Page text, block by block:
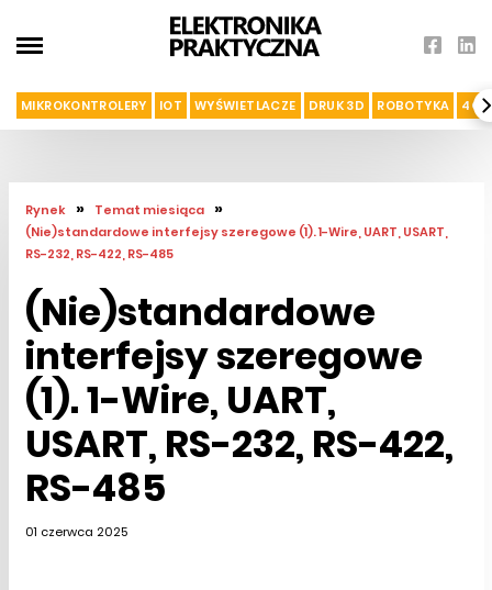
MIKROKONTROLERY IOT WYŚWIETLACZE DRUK 3D ROBOTYKA 4G I
Rynek » Temat miesiąca »
(Nie)standardowe interfejsy szeregowe (1). 1-Wire, UART, USART,
RS-232, RS-422, RS-485
(Nie)standardowe
interfejsy szeregowe
(1). 1-Wire, UART,
USART, RS-232, RS-422,
RS-485
01 czerwca 2025